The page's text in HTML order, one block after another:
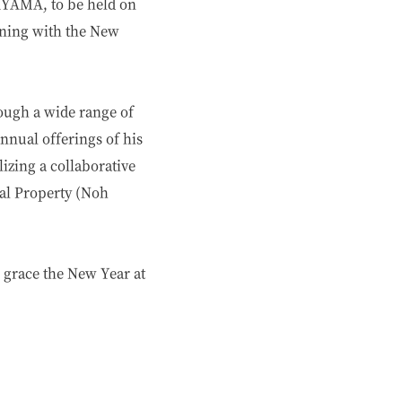
with the New
a wide range of
offerings of his
a collaborative
Property (Noh
the New Year at